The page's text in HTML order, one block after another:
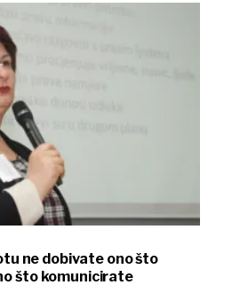
ne dobivate ono što
što komunicirate